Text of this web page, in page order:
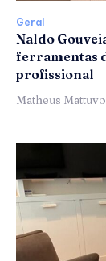
Geral
Naldo
ferramentas
profissional
Matheus Mattuvo